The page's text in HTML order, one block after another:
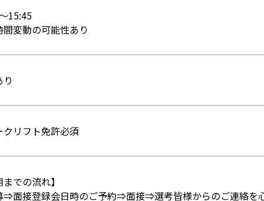
15:45
間変動の可能性あり
クリフト免許必須
での流れ】
⇒面接登録会日時のご予約⇒面接⇒選考皆様からのご連絡を心